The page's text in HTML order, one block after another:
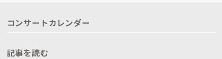
コンサートカレンダー
記事を読む